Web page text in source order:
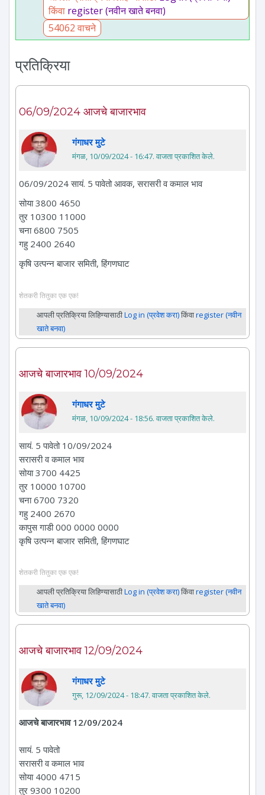
किंवा register (नवीन खाते बनवा)
54062 वाचने
प्रतिक्रिया
06/09/2024 आजचे बाजारभाव
गंगाधर मुटे
मंगळ, 10/09/2024 - 16:47. वाजता प्रकाशित केले.
06/09/2024 सायं. 5 पावेतो आवक, सरासरी व कमाल भाव
सोया 3800 4650
तुर 10300 11000
चना 6800 7505
गहु 2400 2640
कृषि उत्पन्न बाजार समिती, हिंगणघाट
शेतकरी तितुका एक एक!
आपली प्रतिक्रिया लिहिण्यासाठीLog in (प्रवेश करा)किंवाregister (नवीन
खाते बनवा)
आजचे बाजारभाव 10/09/2024
गंगाधर मुटे
मंगळ, 10/09/2024 - 18:56. वाजता प्रकाशित केले.
सायं. 5 पावेतो 10/09/2024
सरासरी व कमाल भाव
सोया 3700 4425
तुर 10000 10700
चना 6700 7320
गहु 2400 2670
कापुस गाडी 000 0000 0000
कृषि उत्पन्न बाजार समिती, हिंगणघाट
शेतकरी तितुका एक एक!
आपली प्रतिक्रिया लिहिण्यासाठीLog in (प्रवेश करा)किंवाregister (नवीन
खाते बनवा)
आजचे बाजारभाव 12/09/2024
गंगाधर मुटे
गुरू, 12/09/2024 - 18:47. वाजता प्रकाशित केले.
आजचे बाजारभाव 12/09/2024
सायं. 5 पावेतो
सरासरी व कमाल भाव
सोया 4000 4715
तुर 9300 10200